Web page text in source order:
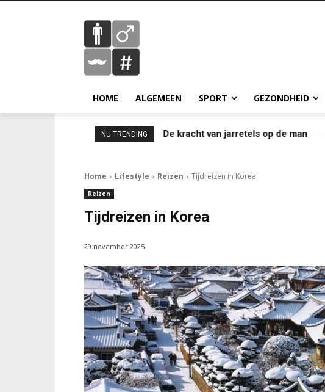
HOME ALGEMEEN SPORT GEZONDHEID
NU TRENDING De kracht van jarretels op de man
Home Lifestyle Reizen Tijdreizen in Korea
Reizen
Tijdreizen in Korea
29 november 2025